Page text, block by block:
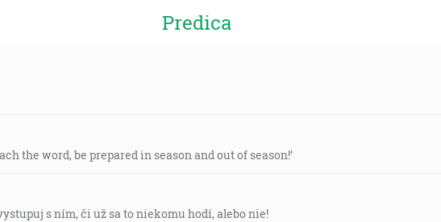
Predica
the word, be prepared in season and out of season!‘
s ním, či už sa to niekomu hodí, alebo nie!